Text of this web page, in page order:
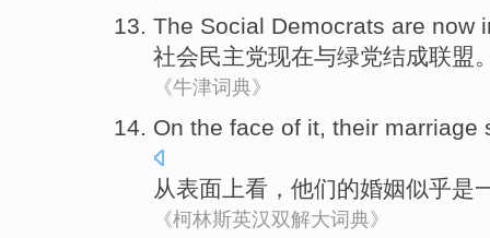
The Social Democrats are now
社会民主党现在与绿党结成联盟
《牛津词典》
On the face of it, their marriage
从表面 上看 ， 他们的婚姻似乎是
《柯林斯英汉双解大词典》